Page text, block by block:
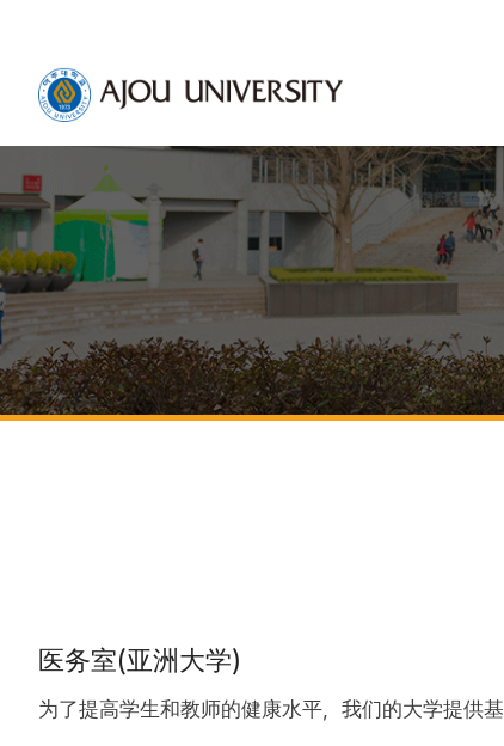
医务室(亚洲大学)
为了提高学生和教师的健康水平，我们的大学提供